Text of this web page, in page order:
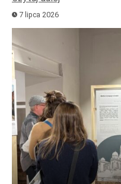
7 lipca 2026
Odtwarzacz
plików
dźwiękowych